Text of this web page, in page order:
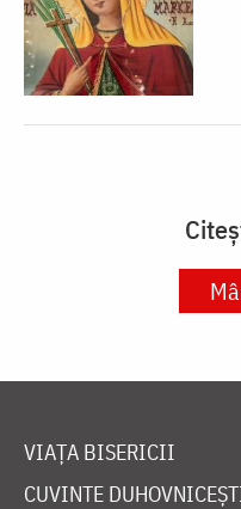
VIAȚA BISERICII
CUVINTE